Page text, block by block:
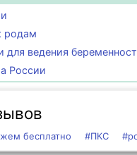
родам
для ведения
России
бесплатно #ПКС